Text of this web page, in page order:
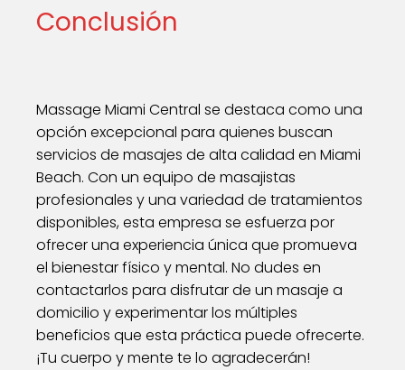
Conclusión
Massage Miami Central se destaca como una
opción excepcional para quienes buscan
servicios de masajes de alta calidad en Miami
Beach. Con un equipo de masajistas
profesionales y una variedad de tratamientos
disponibles, esta empresa se esfuerza por
ofrecer una experiencia única que promueva
el bienestar físico y mental. No dudes en
contactarlos para disfrutar de un masaje a
domicilio y experimentar los múltiples
beneficios que esta práctica puede ofrecerte.
¡Tu cuerpo y mente te lo agradecerán!